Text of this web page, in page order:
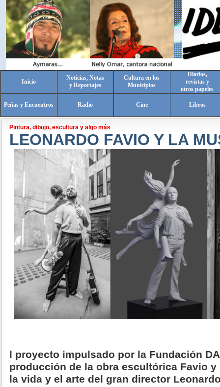
Inicio
Noticias, Notas
y Reportajes
Cultura en los
Municipios
Diarios,
revistas y
otros papeles
Peñas y Encuentros Radio Cine Libros
Pintura, dibujo, escultura y algo más
LEONARDO FAVIO Y LA
l proyecto impulsado por la Fundación
producción de la obra escultórica Favio
la vida y el arte del gran director